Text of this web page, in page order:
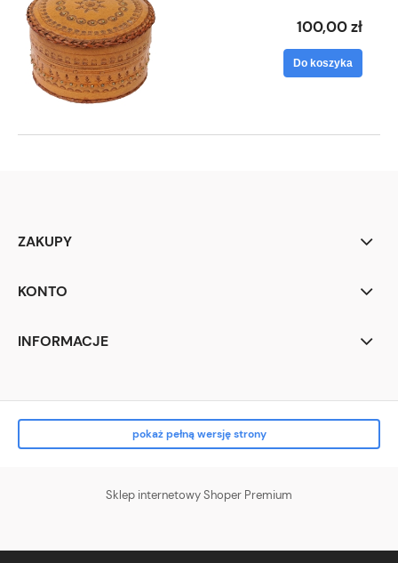
100,00 zł
Do koszyka
ZAKUPY
KONTO
INFORMACJE
pokaż pełną wersję strony
Sklep internetowy Shoper Premium